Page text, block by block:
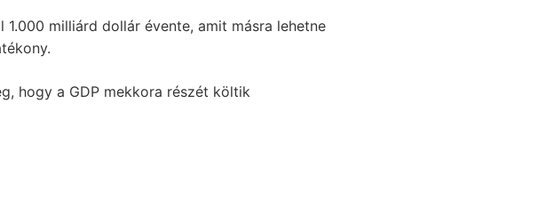
milliárd dollár évente, amit másra lehetne
hogy a GDP mekkora részét költik